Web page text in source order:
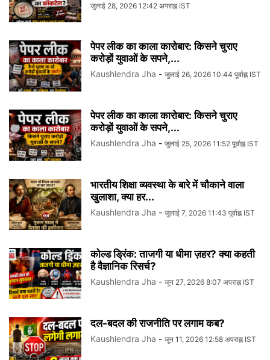
जुलाई 28, 2026 12:42 अपराह्न IST
पेपर लीक का काला कारोबार: किसने चुराए
करोड़ों युवाओं के सपने,...
Kaushlendra Jha - जुलाई 26, 2026 10:44 पूर्वाह्न IST
पेपर लीक का काला कारोबार: किसने चुराए
करोड़ों युवाओं के सपने,...
Kaushlendra Jha - जुलाई 25, 2026 11:52 पूर्वाह्न IST
भारतीय शिक्षा व्यवस्था के बारे में चौकाने वाला
खुलाशा, क्या हर...
Kaushlendra Jha - जुलाई 7, 2026 11:43 पूर्वाह्न IST
कोल्ड ड्रिंक: ताजगी या धीमा ज़हर? क्या कहती
है वैज्ञानिक रिसर्च?
Kaushlendra Jha - जून 27, 2026 8:07 अपराह्न IST
दल-बदल की राजनीति पर लगाम कब?
Kaushlendra Jha - जून 11, 2026 12:58 अपराह्न IST